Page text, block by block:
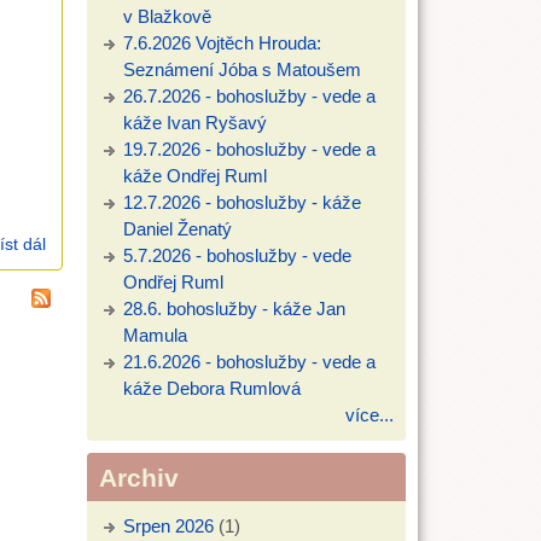
dál26.5.2024 Daniel Ženatý (Iz 6)
v Blažkově
7.6.2026 Vojtěch Hrouda:
Seznámení Jóba s Matoušem
26.7.2026 - bohoslužby - vede a
káže Ivan Ryšavý
19.7.2026 - bohoslužby - vede a
káže Ondřej Ruml
12.7.2026 - bohoslužby - káže
Daniel Ženatý
5.7.2026 - bohoslužby - vede
Ondřej Ruml
28.6. bohoslužby - káže Jan
Mamula
21.6.2026 - bohoslužby - vede a
káže Debora Rumlová
více...
Archiv
Srpen 2026 (1)